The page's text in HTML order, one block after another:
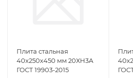
Плита стальная
40х250х450 мм 20ХН3А
ГОСТ 19903-2015